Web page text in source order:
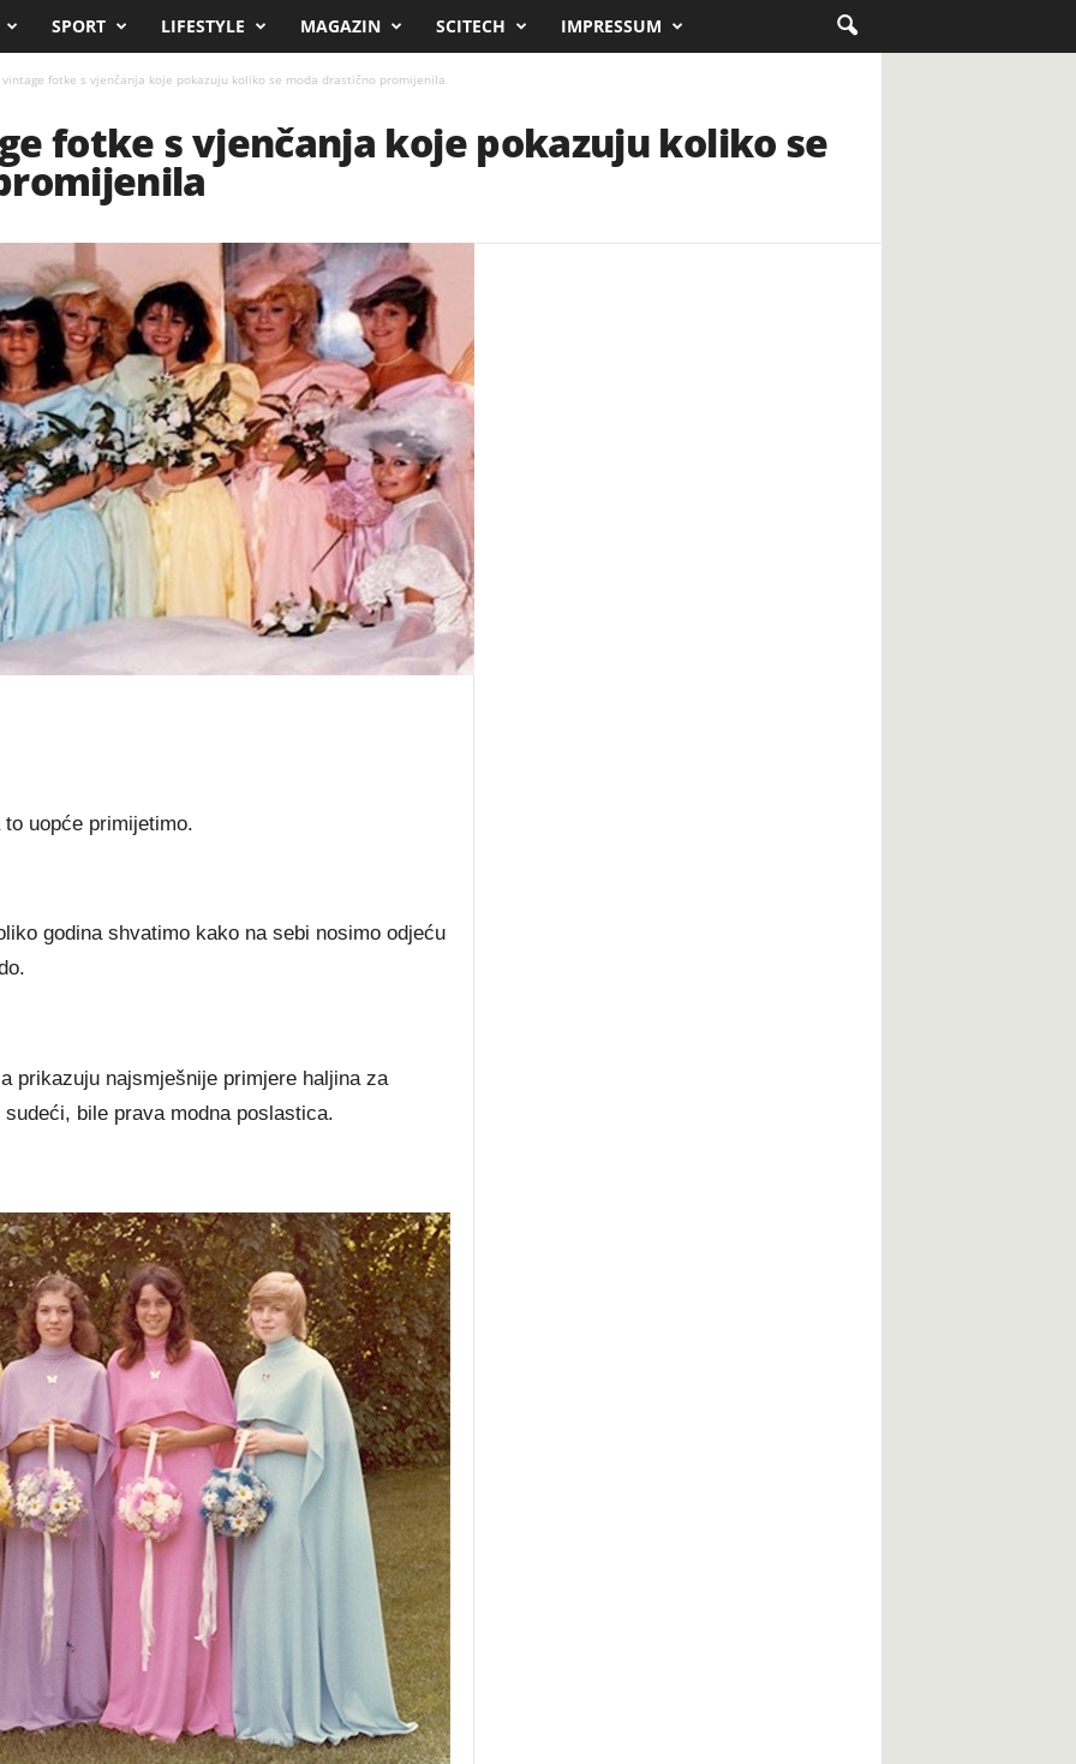
SPORT LIFESTYLE MAGAZIN SCITECH IMPRESSUM
fotke s vjenčanja koje pokazuju koliko se moda drastično promijenila
fotke s vjenčanja koje pokazuju koliko se
uopće primijetimo.
godina shvatimo kako na sebi nosimo odjeću
prikazuju najsmješnije primjere haljina za
bile prava modna poslastica.